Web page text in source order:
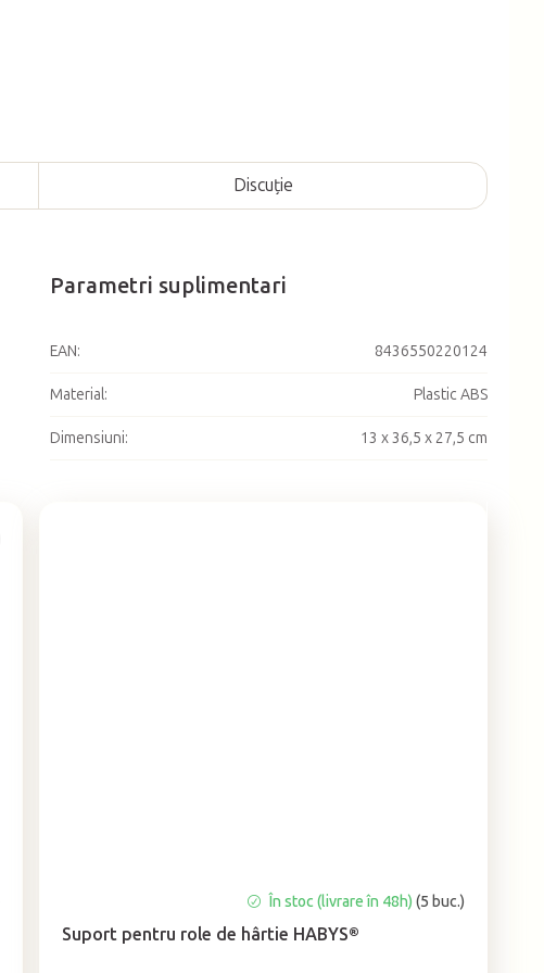
Suport pentru role de hârtie HABYS®
a
În stoc (livrare în 48h) (5 buc.)
Discuţie
Parametri suplimentari
EAN: 8436550220124
Material: Plastic ABS
Dimensiuni: 13 x 36,5 x 27,5 cm